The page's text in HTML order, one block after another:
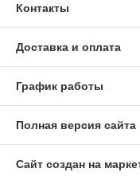
Контакты
Доставка и оплата
График работы
Полная версия сайта
Сайт создан на